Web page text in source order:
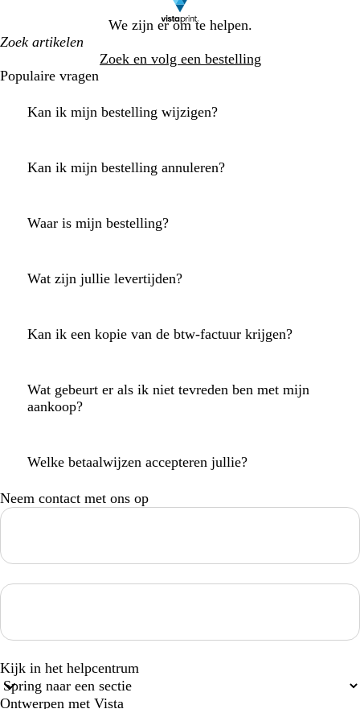
We zijn er om te helpen.
Zoek en volg een bestelling
Populaire vragen
Kan ik mijn bestelling wijzigen?
Kan ik mijn bestelling annuleren?
Waar is mijn bestelling?
Wat zijn jullie levertijden?
Kan ik een kopie van de btw-factuur krijgen?
Wat gebeurt er als ik niet tevreden ben met mijn
aankoop?
Welke betaalwijzen accepteren jullie?
Neem contact met ons op
Kijk in het helpcentrum
Ontwerpen met Vista